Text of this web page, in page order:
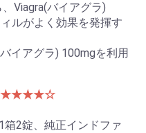
Viagra(バイアグラ)
ルがよく効果を発揮す
イアグラ) 100mgを利用
★★★★☆
箱2錠、純正インドファ